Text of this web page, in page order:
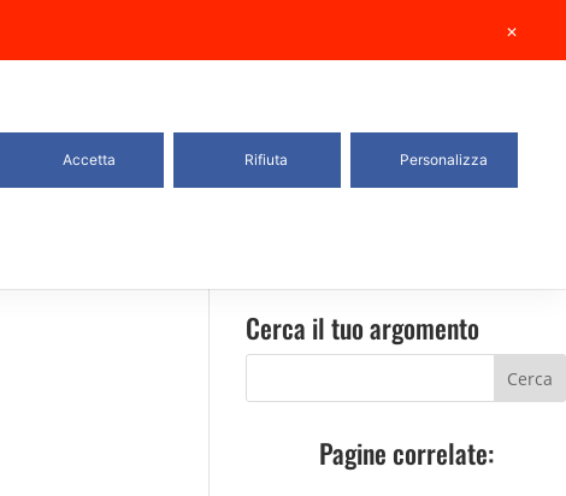
Cerca il tuo argomento
Pagine correlate:
✕
Accetta Rifiuta Personalizza